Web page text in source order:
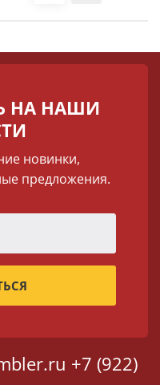
НА НАШИ
новинки,
предложения.
+7 (922)